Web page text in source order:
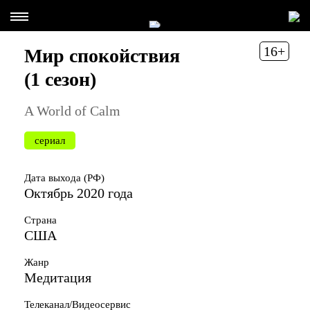
16+
Мир спокойствия
(1 сезон)
A World of Calm
сериал
Дата выхода (РФ)
Октябрь 2020 года
Страна
США
Жанр
Медитация
Телеканал/Видеосервис